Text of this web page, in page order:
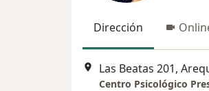
Dirección
Las Beatas 201,
Centro Psicológico